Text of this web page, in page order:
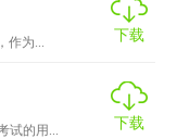
为...
下载
的用...
下载